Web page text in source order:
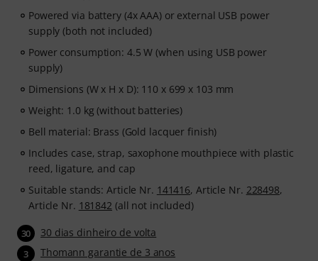
Powered via battery (4x AAA) or external USB power
supply (both not included)
Power consumption: 4.5 W (when using USB power
supply)
Dimensions (W x H x D): 110 x 699 x 103 mm
Weight: 1.0 kg (without batteries)
Bell material: Brass (Gold lacquer finish)
Includes case, strap, saxophone mouthpiece with plastic
reed, ligature, and cap
Suitable stands: Article Nr. 141416, Article Nr. 228498,
Article Nr. 181842 (all not included)
30 30 dias dinheiro de volta
3 Thomann garantie de 3 anos